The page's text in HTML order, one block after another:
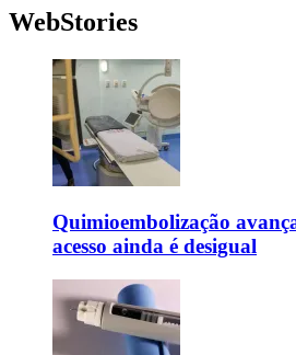
WebStories
Quimioembolização
acesso ainda é desigual